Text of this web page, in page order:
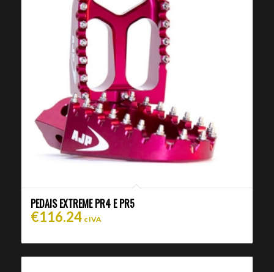
PEDAIS EXTREME PR4 E PR5
€116.24 c IVA